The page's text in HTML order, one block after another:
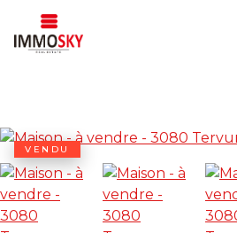
A vendre
A louer
VENDU